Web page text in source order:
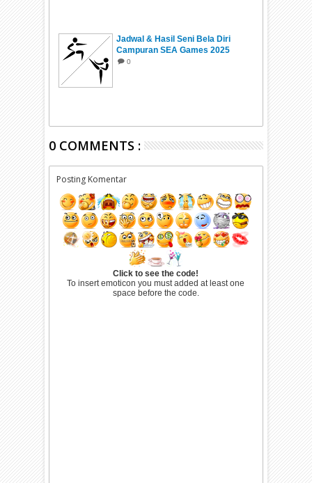
Jadwal & Hasil Seni Bela Diri
Campuran SEA Games 2025
Thailand
0
0 COMMENTS :
Posting Komentar
Click to see the code!
To insert emoticon you must added at least one
space before the code.